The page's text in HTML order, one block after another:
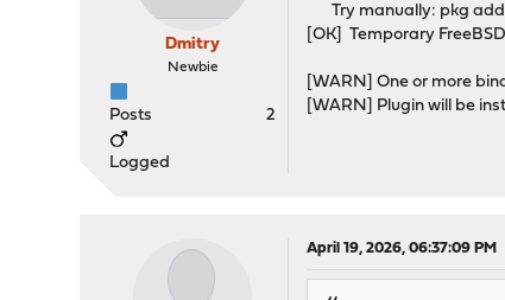
Fetching
Fetching
FreeBSD-quarterly
All repositories are
Try manually: pkg
Dmitry
Newbie
Posts 2
Logged
Try manually: pkg add
[OK] Temporary
[WARN] One or more
[WARN] Plugin will be
April 19, 2026, 06:37:09 PM